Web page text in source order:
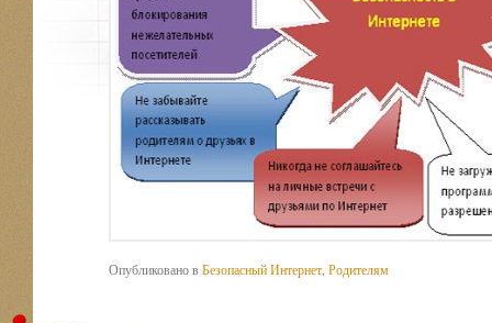
Опубликовано вБезопасный Интернет Родителям